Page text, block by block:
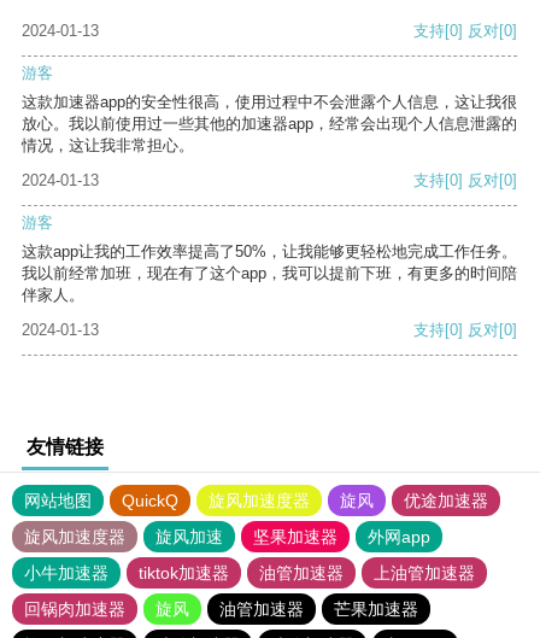
2024-01-13 支持[0] 反对[0]
游客
这款加速器app的安全性很高，使用过程中不会泄露个人信息，这让我很
放心。我以前使用过一些其他的加速器app，经常会出现个人信息泄露的
情况，这让我非常担心。
2024-01-13
支持[0] 反对[0]
游客
这款app让我的工作效率提高了50%，让我能够更轻松地完成工作任务。
我以前经常加班，现在有了这个app，我可以提前下班，有更多的时间陪
伴家人。
2024-01-13
支持[0] 反对[0]
友情链接
网站地图 QuickQ 旋风加速度器 旋风
优途加速器
旋风加速度器
旋风加速 坚果加速器
外网app
小牛加速器
tiktok加速器 油管加速器
上油管加速器
回锅肉加速器
旋风 油管加速器
芒果加速器